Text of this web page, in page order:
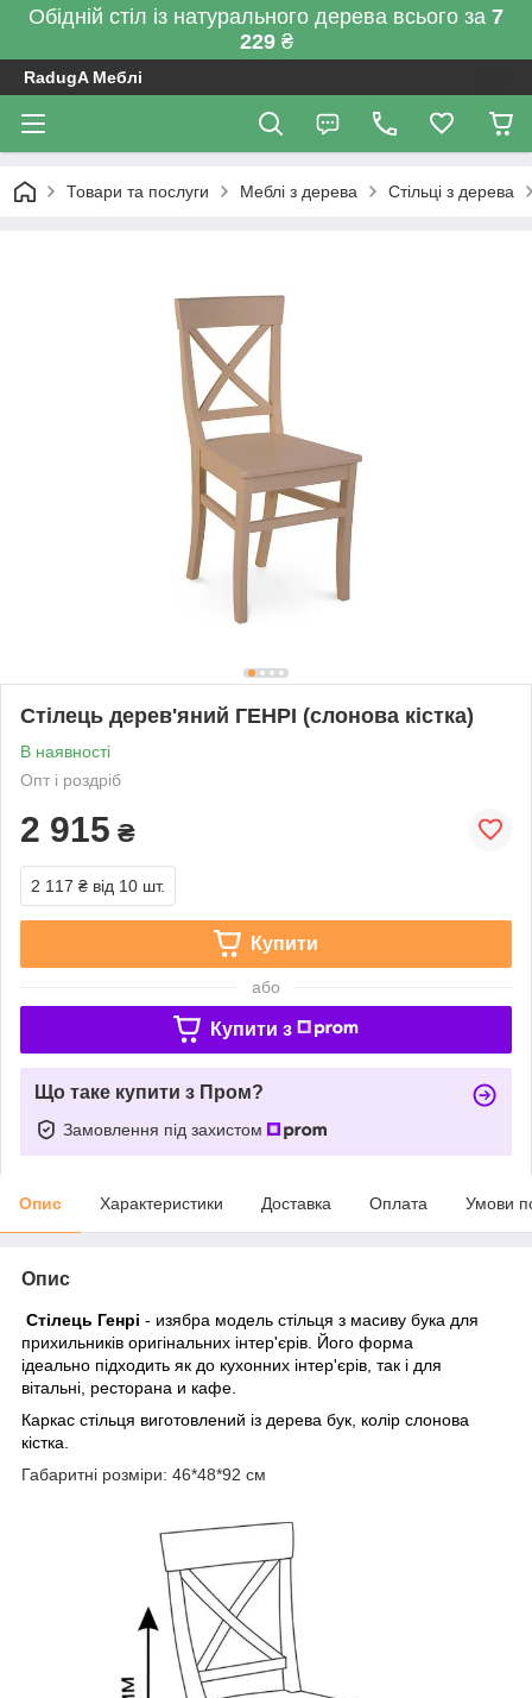
Обідній стіл із натурального дерева всього за 7
229₴
RadugA Меблі
Товари та послуги Меблі з дерева Стільці з дерева
Стілець дерев'яний ГЕНРІ (слонова кістка)
В наявності
Опт і роздріб
2 915 ₴
2 117 ₴ від 10 шт.
Купити
або
Купити з
Що таке купити з Пром?
Замовлення під захистом
Опис Характеристики Доставка Оплата Умови
Опис
Стілець Генрі - изябра модель стільця з масиву бука для
прихильників оригінальних інтер'єрів. Його форма
ідеально підходить як до кухонних інтер'єрів, так і для
вітальні, ресторана и кафе.
Каркас стільця виготовлений із дерева бук, колір слонова
кістка.
Габаритні розміри: 46*48*92 см